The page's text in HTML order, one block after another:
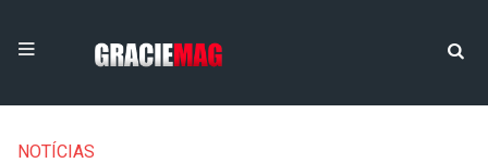
NOTÍCIAS